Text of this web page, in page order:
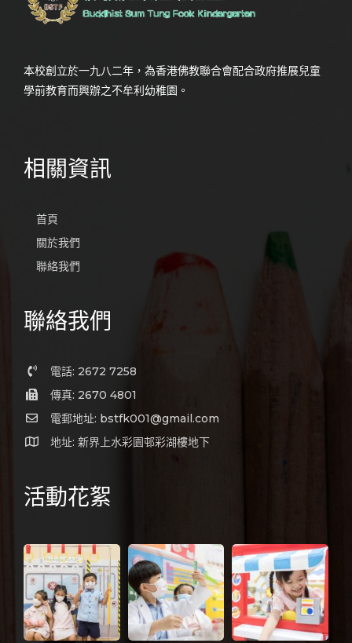
本校創立於一九八二年，為香港佛教聯合會配合政府推展兒童
學前教育而興辦之不牟利幼稚園。
相關資訊
首頁
關於我們
聯絡我們
聯絡我們
電話: 2672 7258
傳真: 2670 4801
電郵地址: bstfk001@gmail.com
地址: 新界上水彩園邨彩湖樓地下
活動花絮